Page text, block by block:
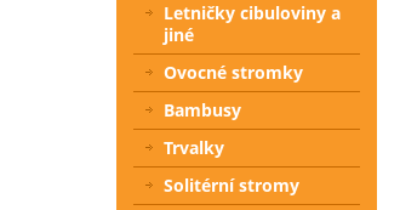
Letničky cibuloviny a
jiné
Ovocné stromky
Bambusy
Trvalky
Solitérní stromy